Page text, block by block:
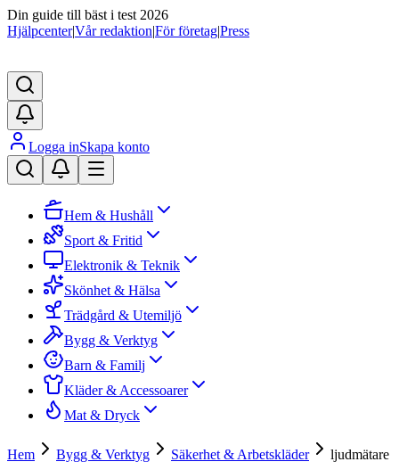
Din guide till bäst i test 2026
Hjälpcenter|Vår redaktion|För företag|Press
Logga inSkapa konto
Hem & Hushåll
Sport & Fritid
Elektronik & Teknik
Skönhet & Hälsa
Trädgård & Utemiljö
Bygg & Verktyg
Barn & Familj
Kläder & Accessoarer
Mat & Dryck
Hem Bygg & Verktyg Säkerhet & Arbetskläder ljudmätare